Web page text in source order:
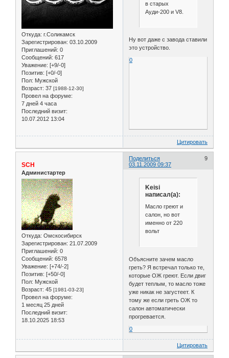
Откуда: г.Соликамск
Зарегистрирован: 03.10.2009
Приглашений: 0
Сообщений: 617
Уважение: [+9/-0]
Позитив: [+0/-0]
Пол: Мужской
Возраст: 37 [1988-12-30]
Провел на форуме:
7 дней 4 часа
Последний визит:
10.07.2012 13:04
в старых
Ауди-200 и V8.
Ну вот даже с завода ставили
это устройство.
0
Цитировать
Поделиться
9
03.11.2009 09:37
SCH
Администартер
Откуда: Омскосибирск
Зарегистрирован: 21.07.2009
Приглашений: 0
Сообщений: 6578
Уважение: [+74/-2]
Позитив: [+50/-0]
Пол: Мужской
Возраст: 45 [1981-03-23]
Провел на форуме:
1 месяц 25 дней
Последний визит:
18.10.2025 18:53
Keisi
написал(а):
Масло греют и
салон, но вот
именно от 220
вольт
Объясните зачем масло
греть? Я встречал только те,
которые ОЖ греют. Если двиг
будет теплым, то масло тоже
уже никак не загустеет. К
тому же если греть ОЖ то
салон автоматически
прогревается.
0
Цитировать